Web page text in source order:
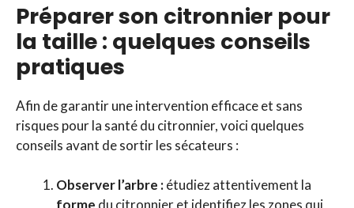
Préparer son citronnier pour
la taille : quelques conseils
pratiques
Afin de garantir une intervention efficace et sans
risques pour la santé du citronnier, voici quelques
conseils avant de sortir les sécateurs :
Observer l’arbre :étudiez attentivement la